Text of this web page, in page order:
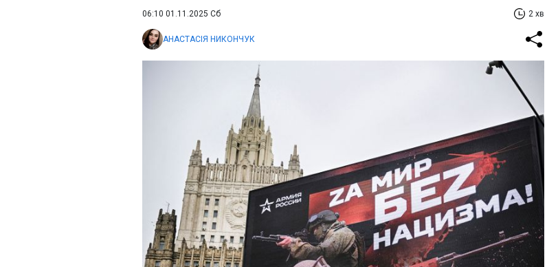
06:10 01.11.2025 Сб 2 хв
АНАСТАСІЯ НИКОНЧУК